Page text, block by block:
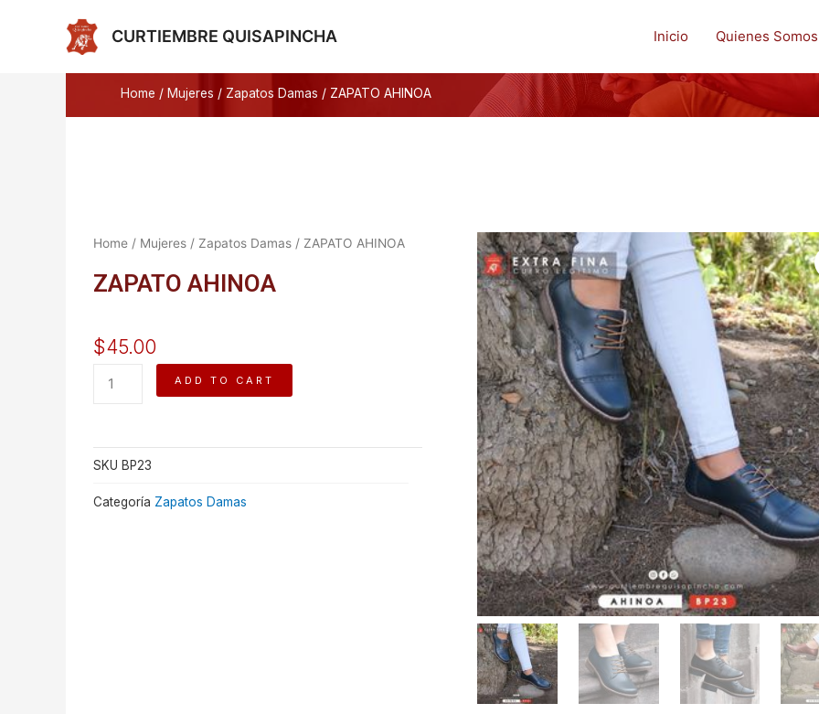
CURTIEMBRE QUISAPINCHA Inicio Quienes Somos
Home / Mujeres / Zapatos Damas / ZAPATO AHINOA
Home / Mujeres / Zapatos Damas / ZAPATO AHINOA
ZAPATO AHINOA
$45.00
ADD TO CART
SKU BP23
Categoría Zapatos Damas